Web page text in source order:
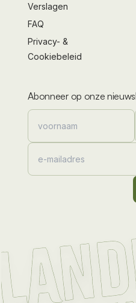
Verslagen
FAQ
Privacy- &
Cookiebeleid
Abonneer op onze